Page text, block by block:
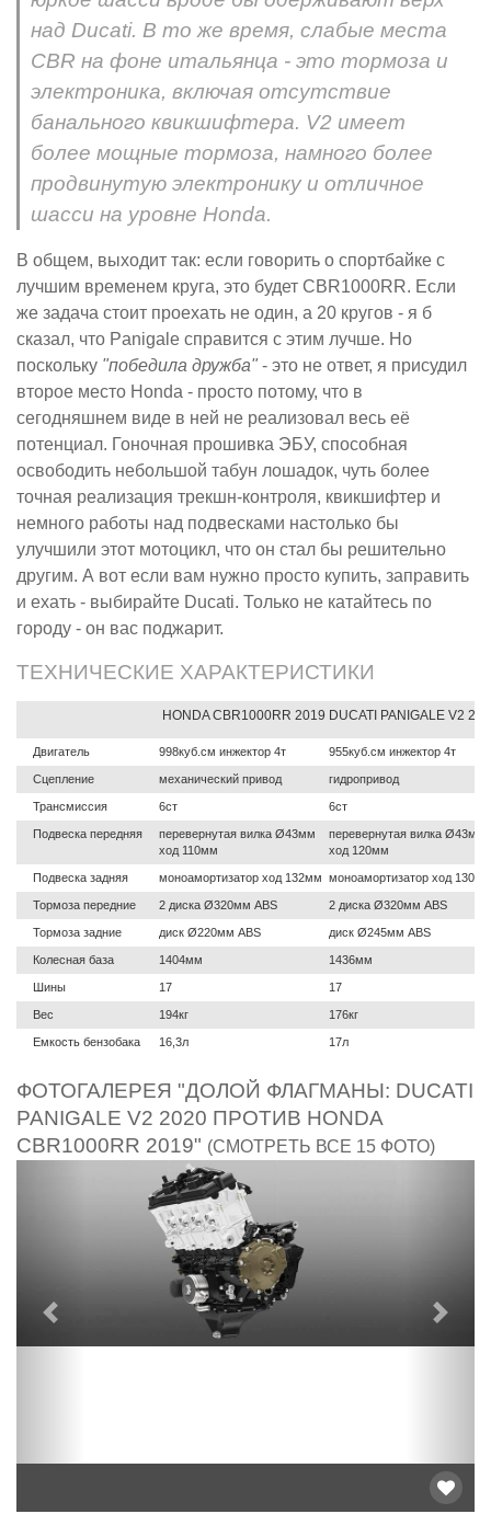
над Ducati. В то же время, слабые места
CBR на фоне итальянца - это тормоза и
электроника, включая отсутствие
банального квикшифтера. V2 имеет
более мощные тормоза, намного более
продвинутую электронику и отличное
шасси на уровне Honda.
В общем, выходит так: если говорить о спортбайке с
лучшим временем круга, это будет CBR1000RR. Если
же задача стоит проехать не один, а 20 кругов - я б
сказал, что Panigale справится с этим лучше. Но
поскольку "победила дружба" - это не ответ, я присудил
второе место Honda - просто потому, что в
сегодняшнем виде в ней не реализовал весь её
потенциал. Гоночная прошивка ЭБУ, способная
освободить небольшой табун лошадок, чуть более
точная реализация трекшн-контроля, квикшифтер и
немного работы над подвесками настолько бы
улучшили этот мотоцикл, что он стал бы решительно
другим. А вот если вам нужно просто купить, заправить
и ехать - выбирайте Ducati. Только не катайтесь по
городу - он вас поджарит.
ТЕХНИЧЕСКИЕ ХАРАКТЕРИСТИКИ
Двигатель
Сцепление
Трансмиссия
Подвеска передняя
Подвеска задняя
Тормоза передние
Тормоза задние
Колесная база
Шины
Вес
Емкость бензобака
HONDA CBR1000RR 2019 DUCATI PANIGALE V2
998куб.см инжектор 4т 955куб.см инжектор 4т
механический привод гидропривод
6ст 6ст
перевернутая вилка Ø43мм
ход 110мм
перевернутая вилка Ø43мм
ход 120мм
моноамортизатор ход 132мм моноамортизатор ход 130мм
2 диска Ø320мм ABS 2 диска Ø320мм ABS
диск Ø220мм ABS диск Ø245мм ABS
1404мм 1436мм
17 17
194кг 176кг
16,3л 17л
ФОТОГАЛЕРЕЯ "ДОЛОЙ ФЛАГМАНЫ: DUCATI
PANIGALE V2 2020 ПРОТИВ HONDA
CBR1000RR 2019" (СМОТРЕТЬ ВСЕ 15 ФОТО)
Предыдущий